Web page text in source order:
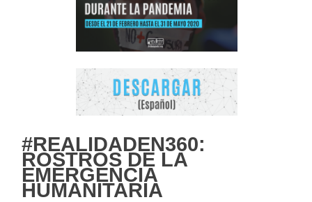
#REALIDADEN360:
ROSTROS DE LA
EMERGENCIA
HUMANITARIA